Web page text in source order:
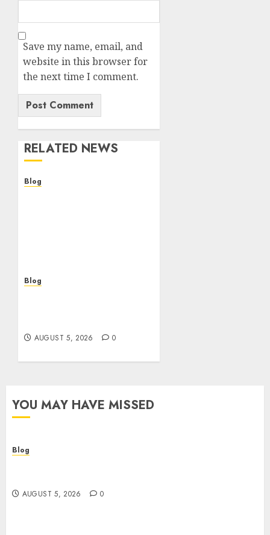
Save my name, email, and
website in this browser for
the next time I comment.
RELATED NEWS
Blog
Blog
AUGUST 5, 2026 0
YOU MAY HAVE MISSED
Blog
AUGUST 5, 2026 0